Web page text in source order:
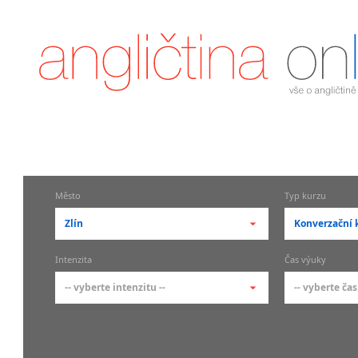
Město
Zlín
-- vyberte město --
pražské městské části
Typ kurzu
-- vyberte
Intenzita
-- vyberte intenzitu --
Čas výuky
-- vyberte